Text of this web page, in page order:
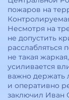
пожаров на
Несмотря на
не допустить
расслабляться
не такая
усиливается
важно держать
и оперативно
заключил Иван